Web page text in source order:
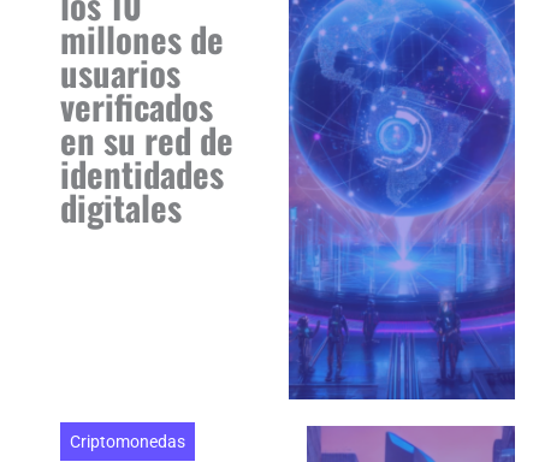
millones de
usuarios
verificados
en su red de
identidades
digitales
Criptomonedas